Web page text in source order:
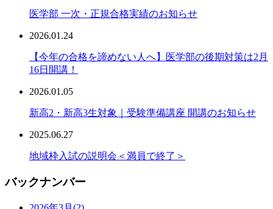
医学部 一次・正規合格実績のお知らせ
2026.01.24
【今年の合格を諦めない人へ】医学部の後期対策は2月
16日開講！
2026.01.05
新高2・新高3生対象｜受験準備講座 開講のお知らせ
2025.06.27
地域枠入試の説明会＜満員で終了＞
バックナンバー